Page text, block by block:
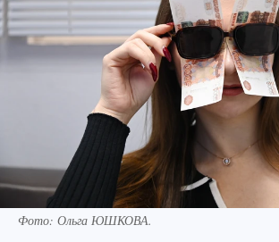
Фото: Ольга ЮШКОВА.